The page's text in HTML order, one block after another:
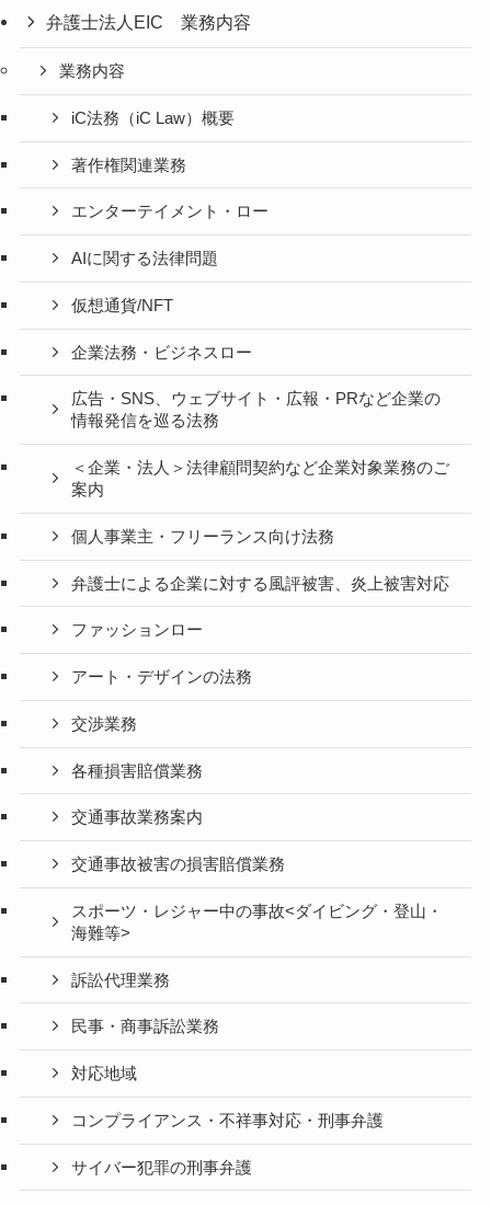
弁護士法人EIC 業務内容
業務内容
iC法務（iC Law）概要
著作権関連業務
エンターテイメント・ロー
AIに関する法律問題
仮想通貨/NFT
企業法務・ビジネスロー
広告・SNS、ウェブサイト・広報・PRなど企業の
情報発信を巡る法務
＜企業・法人＞法律顧問契約など企業対象業務のご
案内
個人事業主・フリーランス向け法務
弁護士による企業に対する風評被害、炎上被害対応
ファッションロー
アート・デザインの法務
交渉業務
各種損害賠償業務
交通事故業務案内
交通事故被害の損害賠償業務
スポーツ・レジャー中の事故<ダイビング・登山・
海難等>
訴訟代理業務
民事・商事訴訟業務
対応地域
コンプライアンス・不祥事対応・刑事弁護
サイバー犯罪の刑事弁護